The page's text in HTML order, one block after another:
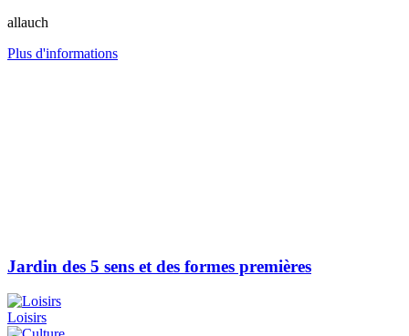
allauch
Plus d'informations
Jardin des 5 sens et des formes premières
Loisirs